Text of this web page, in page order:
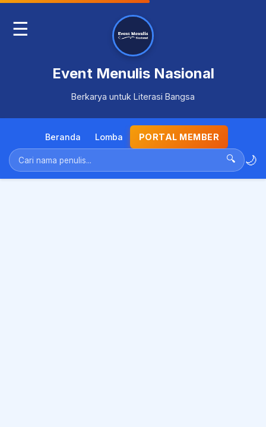
☰
Event Menulis Nasional
Berkarya untuk Literasi Bangsa
Beranda Lomba PORTAL MEMBER
🔍 🌙